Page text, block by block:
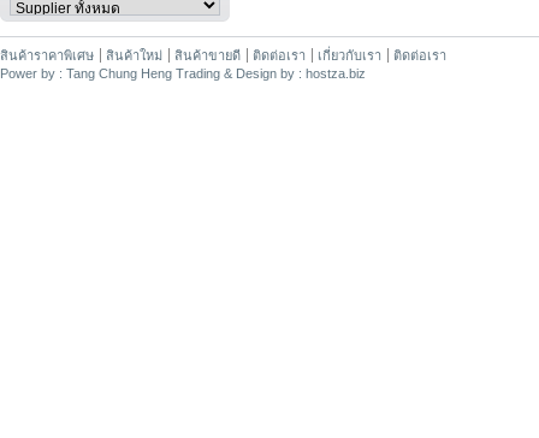
สินค้าราคาพิเศษ สินค้าใหม่ สินค้าขายดี ติดต่อเรา เกี่ยวกับเรา
ติดต่อเรา
Power by : Tang Chung Heng Trading & Design by : hostza.biz